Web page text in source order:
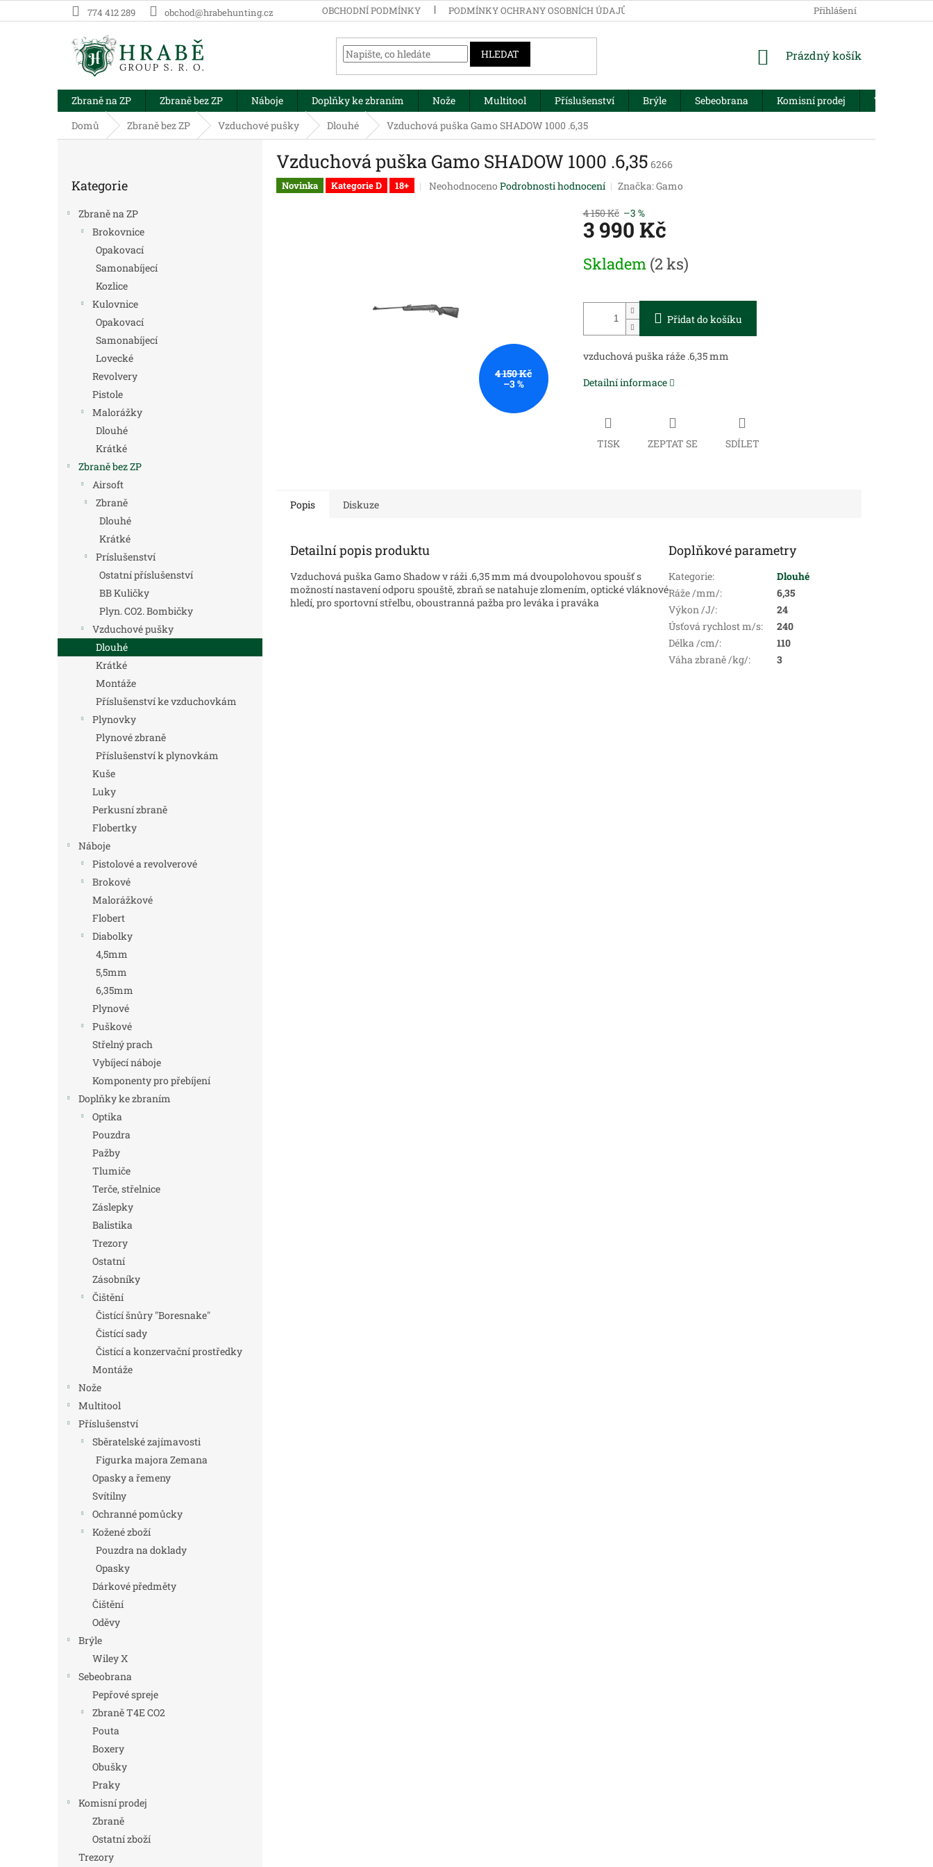
na
774 412 289 obchod@hrabehunting.cz OBCHODNÍ PODMÍNKY PODMÍNKY OCHRANY OSOBNÍCH ÚDAJŮ Přihlášení
HLEDAT
NÁKUPNÍ
Prázdný košík
Zbraně na ZP Zbraně bez ZP Náboje Doplňky ke zbraním Nože Multitool Příslušenství Brýle Sebeobrana Komisní prodej
Trezory
Domů
Zbraně bez ZP Vzduchové pušky Dlouhé Vzduchová puška Gamo SHADOW 1000 .6,35
kategorie
Kategorie
Zbraně na ZP
Brokovnice
Opakovací
Samonabíjecí
Kozlice
Kulovnice
Opakovací
Samonabíjecí
Lovecké
Revolvery
Pistole
Malorážky
Dlouhé
Krátké
Zbraně bez ZP
Airsoft
Zbraně
Dlouhé
Krátké
Príslušenství
Ostatní příslušenství
BB Kuličky
Plyn. CO2. Bombičky
Vzduchové pušky
Dlouhé
Krátké
Montáže
Příslušenství ke vzduchovkám
Plynovky
Plynové zbraně
Příslušenství k plynovkám
Kuše
Luky
Perkusní zbraně
Flobertky
Náboje
Pistolové a revolverové
Brokové
Malorážkové
Flobert
Diabolky
4,5mm
5,5mm
6,35mm
Plynové
Puškové
Střelný prach
Vybíjecí náboje
Komponenty pro přebíjení
Doplňky ke zbraním
Optika
Pouzdra
Pažby
Tlumiče
Terče, střelnice
Záslepky
Balistika
Trezory
Ostatní
Zásobníky
Čištění
Čistící šnůry "Boresnake"
Čistící sady
Čistící a konzervační prostředky
Montáže
Nože
Multitool
Příslušenství
Sběratelské zajímavosti
Figurka majora Zemana
Opasky a řemeny
Svítilny
Ochranné pomůcky
Kožené zboží
Pouzdra na doklady
Opasky
Dárkové předměty
Čištění
Oděvy
Brýle
Wiley X
Sebeobrana
Pepřové spreje
Zbraně T4E CO2
Pouta
Boxery
Obušky
Praky
Komisní prodej
Zbraně
Ostatní zboží
Trezory
Vzduchová puška Gamo SHADOW 1000 .6,35 6266
Novinka Kategorie D 18+
Průměrné
Neohodnoceno Podrobnosti hodnocení Značka:Gamo
4 150 Kč
–3 %
4 150 Kč –3 %
3 990 Kč
cena:
Skladem (2 ks)
Přidat do košíku
vzduchová puška ráže .6,35 mm
Detailní informace
TISK ZEPTAT SE SDÍLET
Popis Diskuze
Detailní popis produktu
Vzduchová puška Gamo Shadow v ráži .6,35 mm má dvoupolohovou spoušť s
možností nastavení odporu spouště, zbraň se natahuje zlomením, optické vláknové
hledí, pro sportovní střelbu, oboustranná pažba pro leváka i praváka
Doplňkové parametry
Kategorie:
Dlouhé
Ráže /mm/:
6,35
Výkon /J/:
24
Úsťová rychlost m/s:
240
Délka /cm/:
110
Váha zbraně /kg/: 3